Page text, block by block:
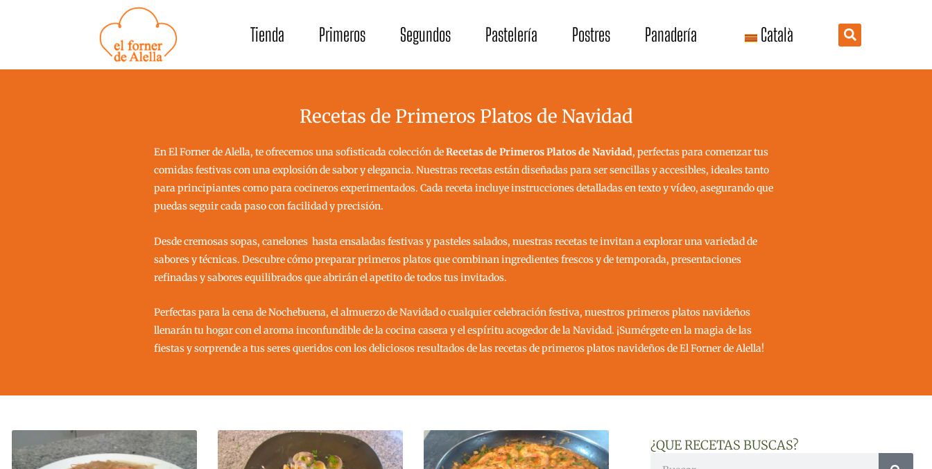
Tienda Primeros Segundos Pastelería Postres Panadería Català
Recetas de Primeros Platos de Navidad
En El Forner de Alella, te ofrecemos una sofisticada colección deRecetas de Primeros Platos de Navidad, perfectas para comenzar tus
comidas festivas con una explosión de sabor y elegancia. Nuestras recetas están diseñadas para ser sencillas y accesibles, ideales tanto
para principiantes como para cocineros experimentados. Cada receta incluye instrucciones detalladas en texto y vídeo, asegurando que
puedas seguir cada paso con facilidad y precisión.
Desde cremosas sopas, canelones hasta ensaladas festivas y pasteles salados, nuestras recetas te invitan a explorar una variedad de
sabores y técnicas. Descubre cómo preparar primeros platos que combinan ingredientes frescos y de temporada, presentaciones
refinadas y sabores equilibrados que abrirán el apetito de todos tus invitados.
Perfectas para la cena de Nochebuena, el almuerzo de Navidad o cualquier celebración festiva, nuestros primeros platos navideños
llenarán tu hogar con el aroma inconfundible de la cocina casera y el espíritu acogedor de la Navidad. ¡Sumérgete en la magia de las
fiestas y sorprende a tus seres queridos con los deliciosos resultados de las recetas de primeros platos navideños de El Forner de Alella!
PáginaPágina
Página ¿QUE RECETAS BUSCAS?